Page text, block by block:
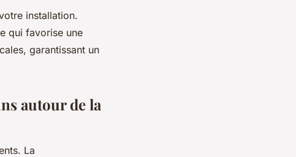
installation.
qui favorise une
garantissant un
autour de la
La